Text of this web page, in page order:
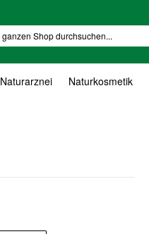
Naturarznei Naturkosmetik